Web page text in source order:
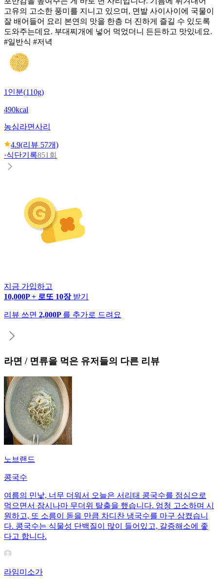
고유의 고소한 풍미를 지니고 있으며, 면발 사이사이에 국물이
잘 배어들어 요리 본연의 맛을 한층 더 진하게 즐길 수 있도록
도와주는데요. 부대찌개에 넣어 먹었더니 든든하고 맛있네요.
#일반식 #저녁
1인분(110g)
490kcal
농심라면사리
4.9(리뷰 57개)
·식단기록851회
지금 가입하고
10,000P + 로또 10장 받기
리뷰 쓰면 2,000P 를 추가로 드려요
라면 / 면류을 먹은 유저들의 다른 리뷰
노브랜드
콩국수
여름의 민낯, 너무 더워서 오늘은 서리태 콩국수를 점심으로
먹으면서 잠시나마 무더위 탈출을 했습니다. 엄청 고소하며 시
원하고, 또 소름이 돋을 만큼 차디찬 냉국수를 마구 삼켰습니
다. 콩국수는 식물성 단백질이 많이 들어있고, 갈증해소에 좋
다고 합니다.
라임미소가